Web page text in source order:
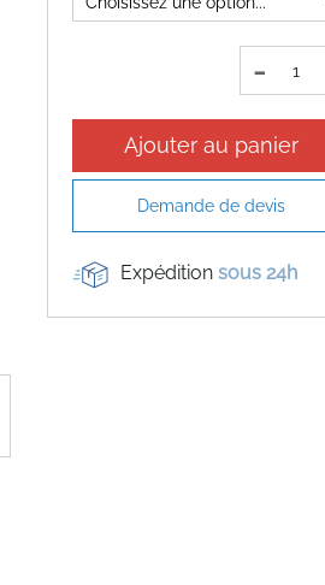
-
Ajouter au panier
Demande de devis
Expédition sous 24h